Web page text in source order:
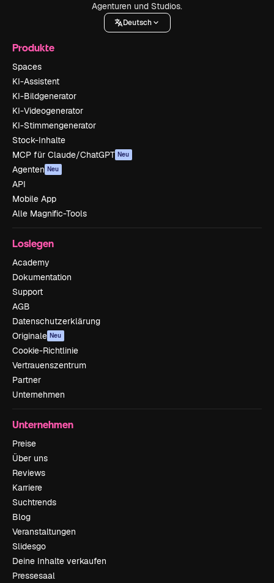
Agenturen und Studios.
Deutsch
Produkte
Spaces
KI-Assistent
KI-Bildgenerator
KI-Videogenerator
KI-Stimmengenerator
Stock-Inhalte
MCP für Claude/ChatGPT Neu
Agenten Neu
API
Mobile App
Alle Magnific-Tools
Loslegen
Academy
Dokumentation
Support
AGB
Datenschutzerklärung
Originale Neu
Cookie-Richtlinie
Vertrauenszentrum
Partner
Unternehmen
Unternehmen
Preise
Über uns
Reviews
Karriere
Suchtrends
Blog
Veranstaltungen
Slidesgo
Deine Inhalte verkaufen
Pressesaal